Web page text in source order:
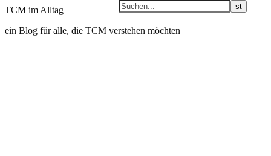
TCM im Alltag
ein Blog für alle, die TCM verstehen möchten